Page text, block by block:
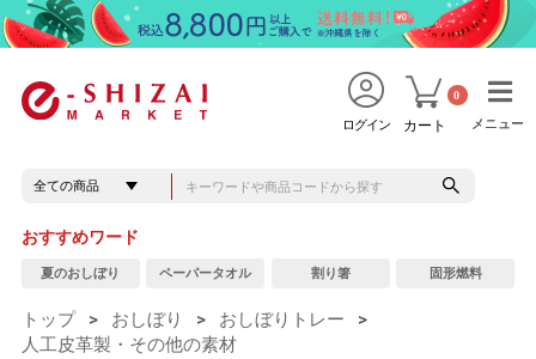
メニュー
メニュー
ログイン カート
0
おすすめワード
夏のおしぼり ペーパータオル 割り箸 固形燃料
トップ > おしぼり > おしぼりトレー
>
人工皮革製・その他の素材